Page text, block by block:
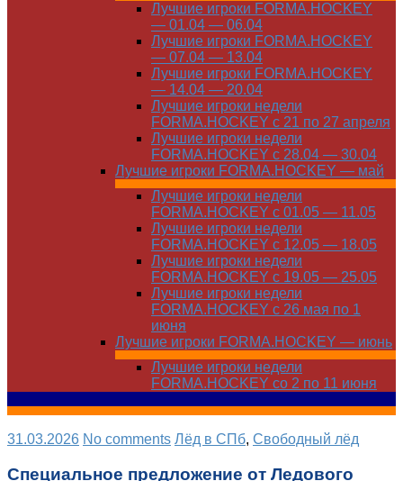
Лучшие игроки FORMA.HOCKEY
— 01.04 — 06.04
Лучшие игроки FORMA.HOCKEY
— 07.04 — 13.04
Лучшие игроки FORMA.HOCKEY
— 14.04 — 20.04
Лучшие игроки недели
FORMA.HOCKEY с 21 по 27 апреля
Лучшие игроки недели
FORMA.HOCKEY с 28.04 — 30.04
Лучшие игроки FORMA.HOCKEY — май
Лучшие игроки недели
FORMA.HOCKEY с 01.05 — 11.05
Лучшие игроки недели
FORMA.HOCKEY с 12.05 — 18.05
Лучшие игроки недели
FORMA.HOCKEY с 19.05 — 25.05
Лучшие игроки недели
FORMA.HOCKEY с 26 мая по 1
июня
Лучшие игроки FORMA.HOCKEY — июнь
Лучшие игроки недели
FORMA.HOCKEY со 2 по 11 июня
31.03.2026 No comments Лёд в СПб, Свободный лёд
Специальное предложение от Ледового